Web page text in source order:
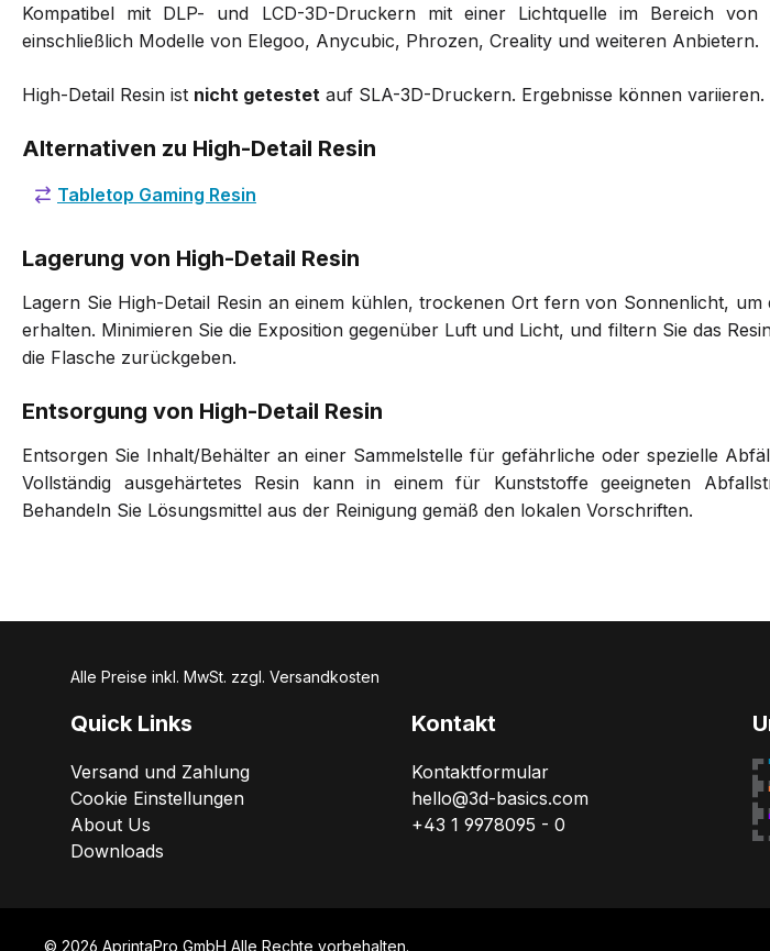
Kompatibel mit DLP- und LCD-3D-Druckern mit einer Lichtquelle im Bereich
einschließlich Modelle von Elegoo, Anycubic, Phrozen, Creality und weiteren Anbietern.
High-Detail Resin ist nicht getestet auf SLA-3D-Druckern. Ergebnisse können variieren.
Alternativen zu High-Detail Resin
Tabletop Gaming Resin
Lagerung von High-Detail Resin
Lagern Sie High-Detail Resin an einem kühlen, trockenen Ort fern von Sonnenlicht, um
erhalten. Minimieren Sie die Exposition gegenüber Luft und Licht, und filtern Sie das
die Flasche zurückgeben.
Entsorgung von High-Detail Resin
Entsorgen Sie Inhalt/Behälter an einer Sammelstelle für gefährliche oder spezielle
Vollständig ausgehärtetes Resin kann in einem für Kunststoffe geeigneten
Behandeln Sie Lösungsmittel aus der Reinigung gemäß den lokalen Vorschriften.
Alle Preise inkl. MwSt. zzgl. Versandkosten
Quick Links
Versand und Zahlung
Cookie Einstellungen
About Us
Downloads
Kontakt
Kontaktformular
hello@3d-basics.com
+43 1 9978095 - 0
© 2026 AprintaPro GmbH Alle Rechte vorbehalten.